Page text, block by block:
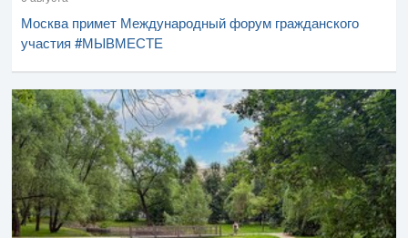
Москва примет Международный форум гражданского
участия #МЫВМЕСТЕ